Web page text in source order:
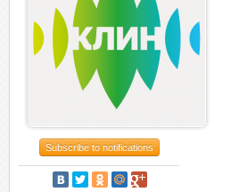
Subscribe to notifications